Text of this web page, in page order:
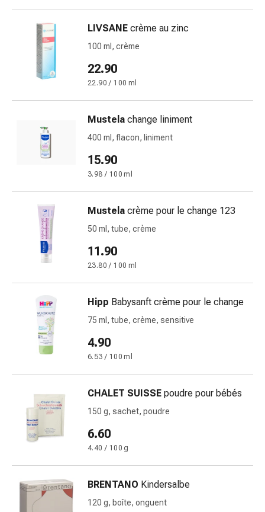
Pansements
adhésifs
plaies
Sprays
pour
plaies
Bandes
plaies
Pommade
tirer
Tampons
médicaux
Oreilles
et
yeux
Troubles
l'oreille
Soins
oreilles
les
yeux
LIVSANE crème au zinc
100 ml, crème
22.90
22.90 / 100 ml
Mustela change liniment
400 ml, flacon, liniment
15.90
3.98 / 100 ml
Mustela crème pour le change 123
50 ml, tube, crème
11.90
23.80 / 100 ml
Hipp Babysanft crème pour le change
75 ml, tube, crème, sensitive
4.90
6.53 / 100 ml
CHALET SUISSE poudre pour bébés
150 g, sachet, poudre
6.60
4.40 / 100 g
BRENTANO Kindersalbe
120 g, boîte, onguent